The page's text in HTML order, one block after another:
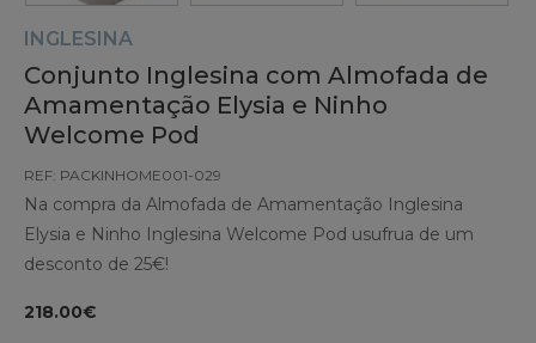
INGLESINA
Conjunto Inglesina com Almofada de
Amamentação Elysia e Ninho
Welcome Pod
REF: PACKINHOME001-029
Na compra da Almofada de Amamentação Inglesina
Elysia e Ninho Inglesina Welcome Pod usufrua de um
desconto de 25€!
218.00€